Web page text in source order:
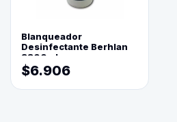
Blanqueador
Desinfectante Berhlan
3800ml
$6.906